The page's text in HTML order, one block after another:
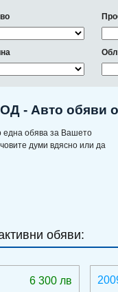
- Авто обяви
обява за Вашето
думи вдясно или да
обяви:
6 300 лв